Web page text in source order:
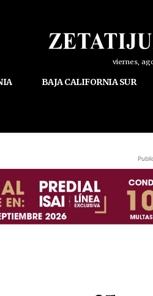
viernes,
BAJA CALIFORNIA SUR